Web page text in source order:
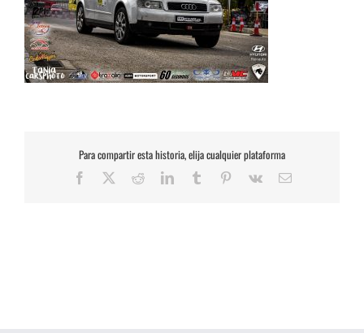
Para compartir esta historia, elija cualquier plataforma
Facebook RedditLinkedInTumblr Pinterest
Vk
Correo